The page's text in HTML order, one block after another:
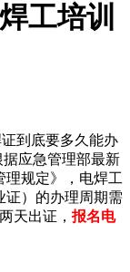
工培训
证到底要多久能办
应急管理部最新
理规定》，电焊工
证）的办理周期需
天出证， 报名电